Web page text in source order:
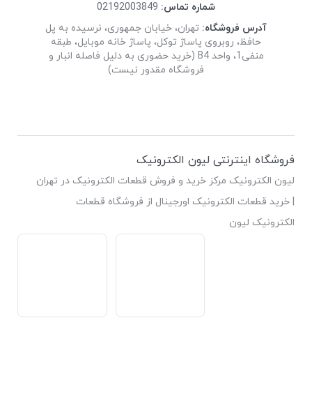
شماره تماس: 02192003849
آدرس فروشگاه:تهران، خیابان جمهوری، نرسیده به پل
حافظ، روبروی پاساژ توکل، پاساژ خانه موبایل، طبقه
منفی1، واحد B4 (خرید حضوری به دلیل فاصله انبار و
فروشگاه مقدور نیست)
فروشگاه اینترنتی لیون الکترونیک
لیون الکترونیک مرکز خرید و فروش قطعات الکترونیک در تهران
| خرید قطعات الکترونیک اورجینال از فروشگاه قطعات
الکترونیک لیون